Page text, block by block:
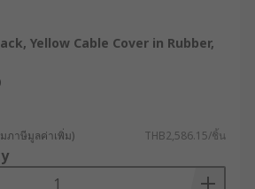
Yellow Cable Cover in Rubber,
ภาษีมูลค่าเพิ่ม) THB2,586.15/ชิ้น